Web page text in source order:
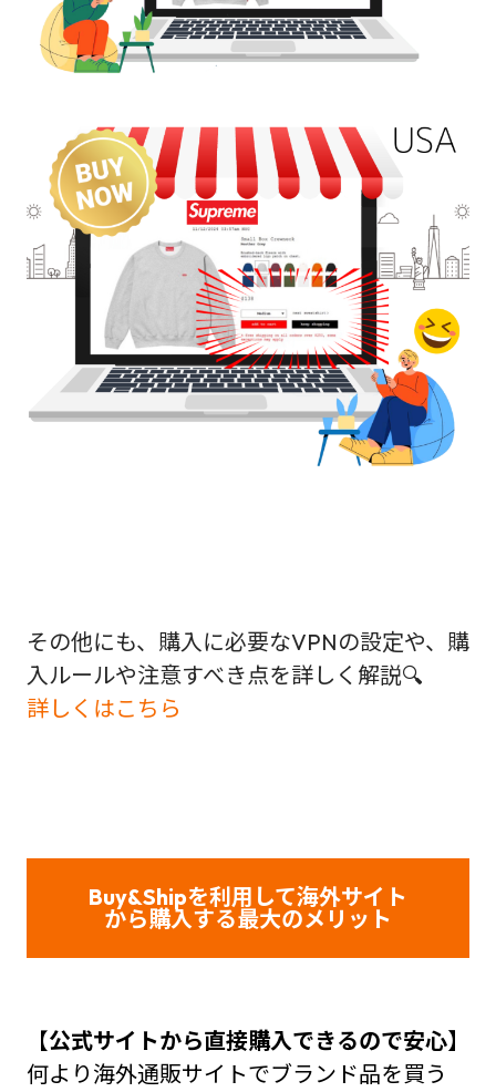
その他にも、購入に必要なVPNの設定や、購
入ルールや注意すべき点を詳しく解説🔍
詳しくはこちら
Buy&Shipを利用して海外サイト
から購入する最大のメリット
【公式サイトから直接購入できるので安心】
何より海外通販サイトでブランド品を買う